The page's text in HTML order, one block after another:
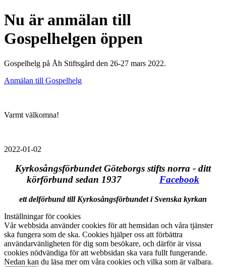
Nu är anmälan till
Gospelhelgen öppen
Gospelhelg på Åh Stiftsgård den 26-27 mars 2022.
Anmälan till Gospelhelg
Varmt välkomna!
2022-01-02
Kyrkosångsförbundet Göteborgs stifts norra - ditt
körförbund sedan 1937
Facebook
ett delförbund till Kyrkosångsförbundet i Svenska kyrkan
Inställningar för cookies
Vår webbsida använder cookies för att hemsidan och våra tjänster
ska fungera som de ska. Cookies hjälper oss att förbättra
användarvänligheten för dig som besökare, och därför är vissa
cookies nödvändiga för att webbsidan ska vara fullt fungerande.
Nedan kan du läsa mer om våra cookies och vilka som är valbara.